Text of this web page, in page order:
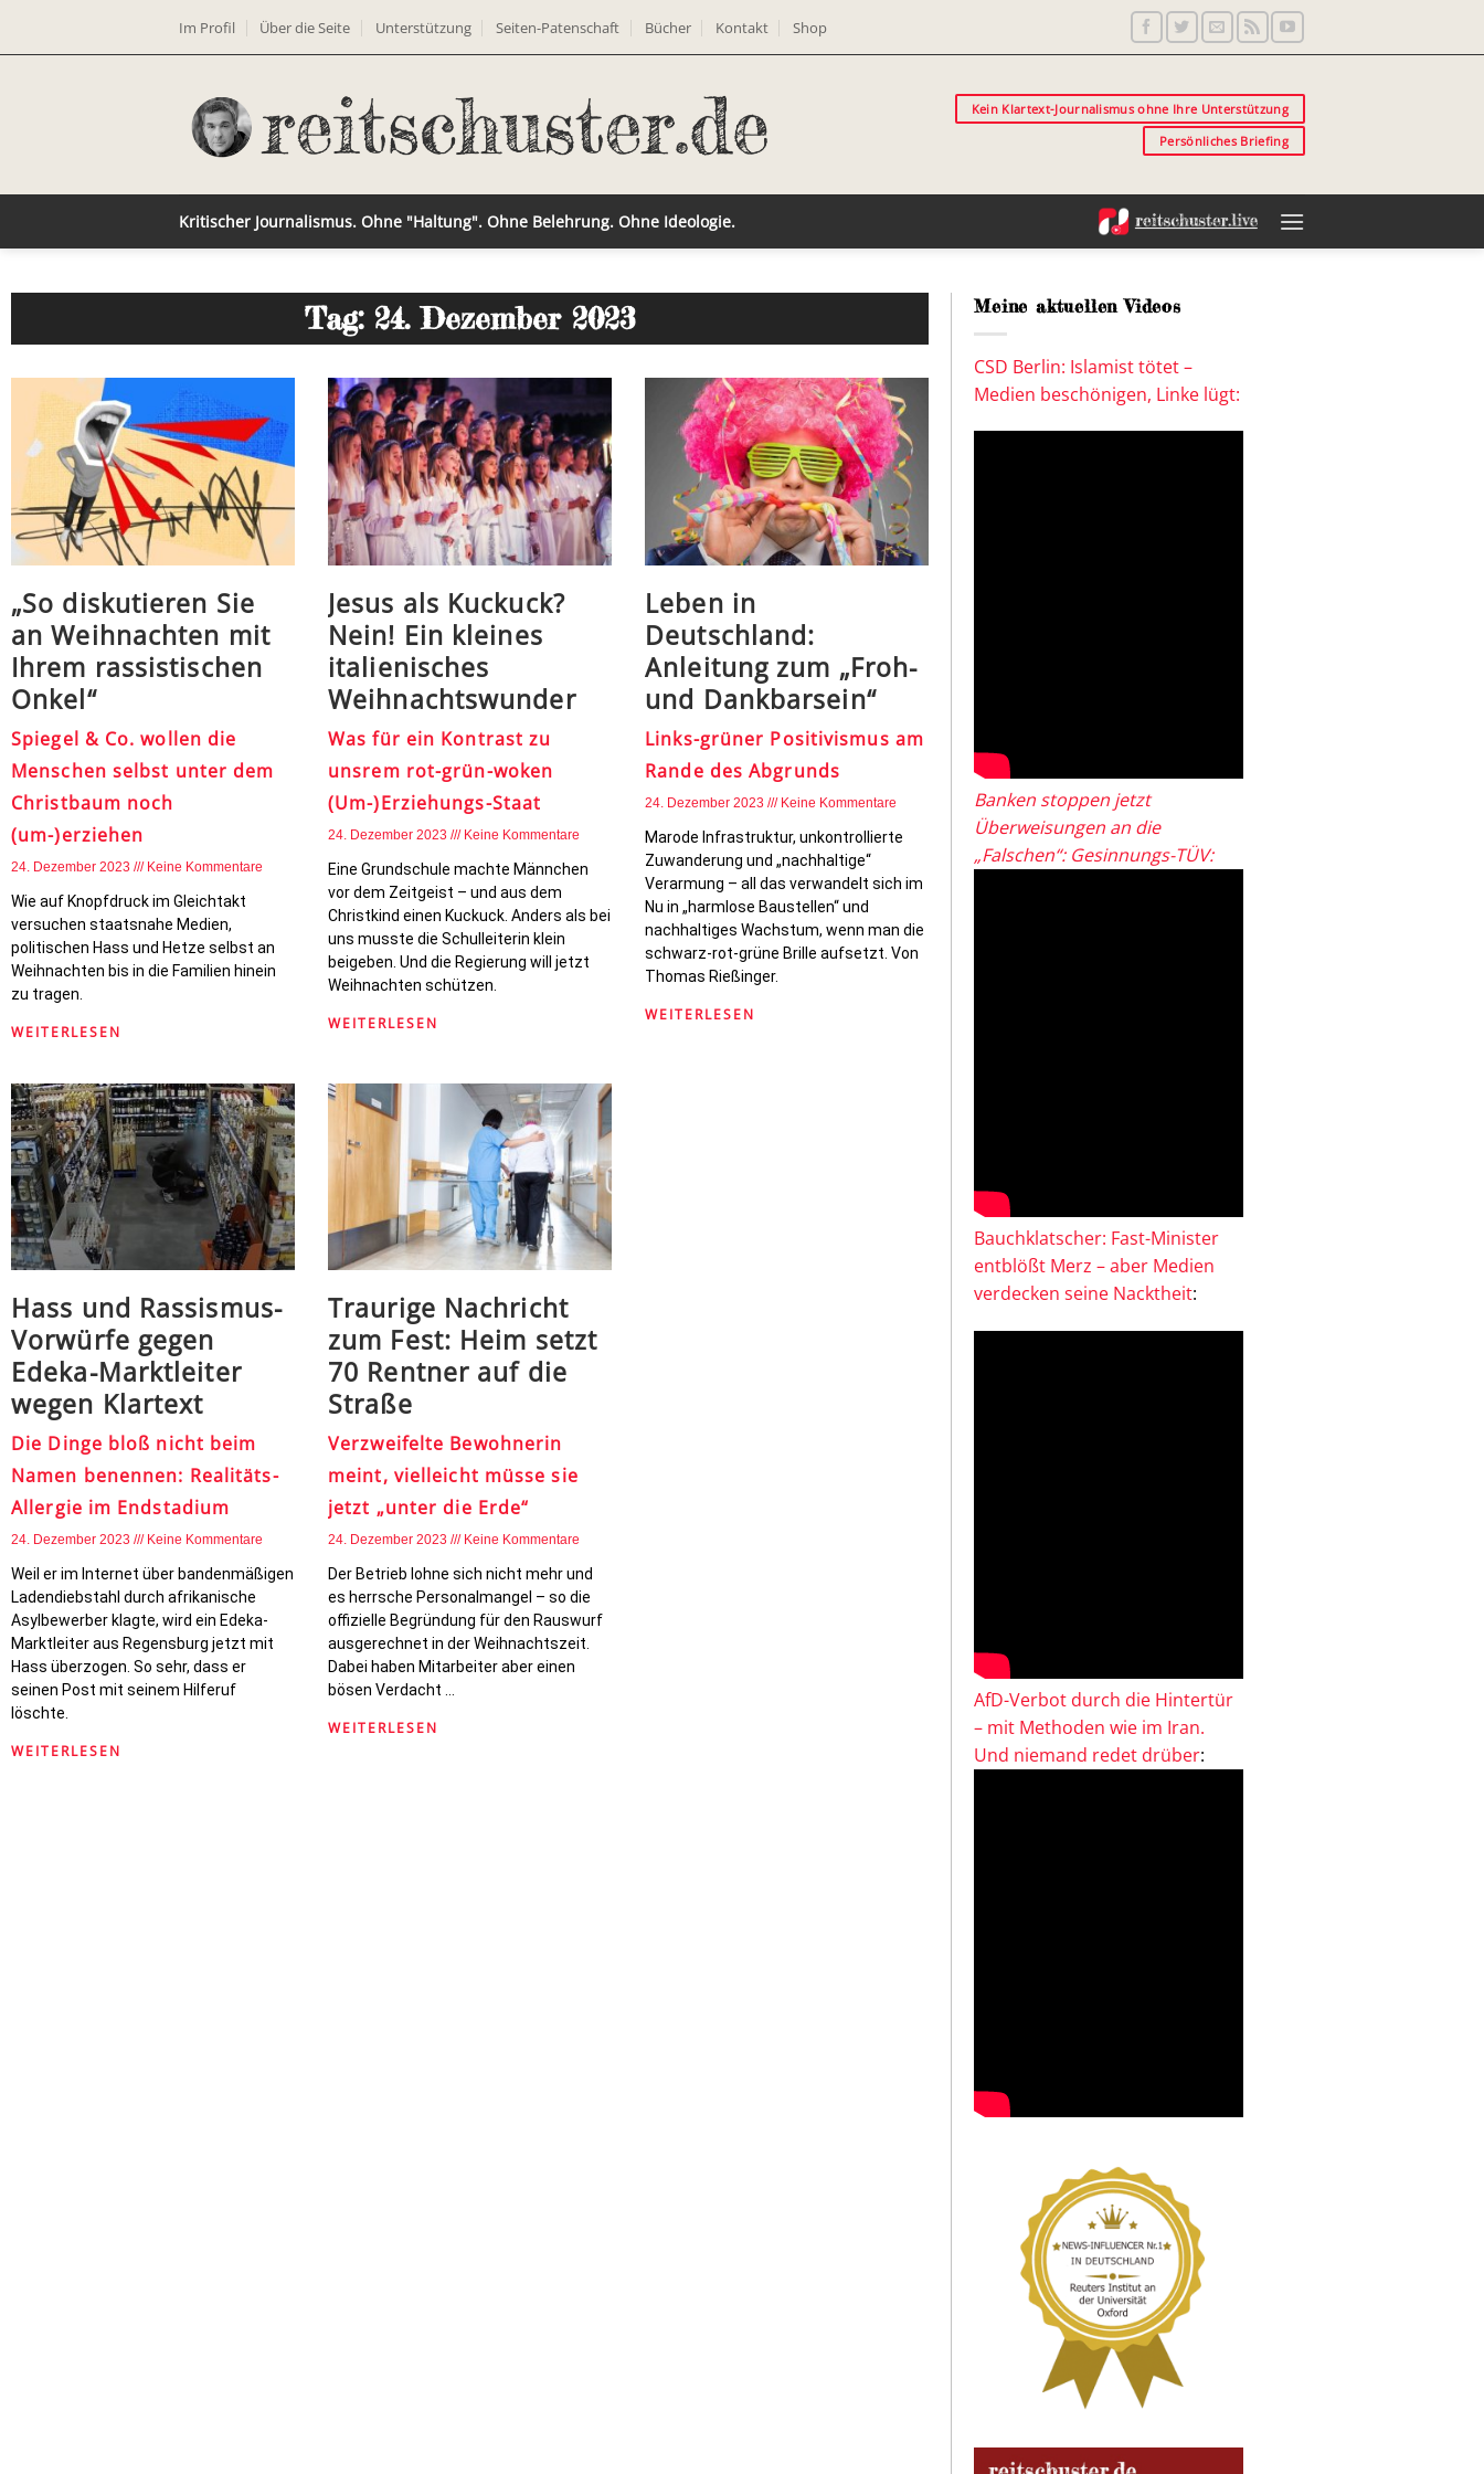
Im Profil Über die Seite Unterstützung Seiten-Patenschaft Bücher Kontakt Shop
Kein Klartext-Journalismus ohne Ihre Unterstützung
Persönliches Briefing
Kritischer Journalismus. Ohne "Haltung". Ohne Belehrung. Ohne Ideologie.
Tag: 24. Dezember 2023
„So diskutieren Sie
an Weihnachten mit
Ihrem rassistischen
Onkel“
Spiegel & Co. wollen die
Menschen selbst unter dem
Christbaum noch
(um-)erziehen
24. Dezember 2023 Keine Kommentare
Wie auf Knopfdruck im Gleichtakt
versuchen staatsnahe Medien,
politischen Hass und Hetze selbst an
Weihnachten bis in die Familien hinein
zu tragen.
WEITERLESEN
Jesus als Kuckuck?
Nein! Ein kleines
italienisches
Weihnachtswunder
Was für ein Kontrast zu
unsrem rot-grün-woken
(Um-)Erziehungs-Staat
24. Dezember 2023 Keine Kommentare
Eine Grundschule machte Männchen
vor dem Zeitgeist – und aus dem
Christkind einen Kuckuck. Anders als bei
uns musste die Schulleiterin klein
beigeben. Und die Regierung will jetzt
Weihnachten schützen.
WEITERLESEN
Leben in
Deutschland:
Anleitung zum „Froh-
und Dankbarsein“
Links-grüner Positivismus am
Rande des Abgrunds
24. Dezember 2023 Keine Kommentare
Marode Infrastruktur, unkontrollierte
Zuwanderung und „nachhaltige“
Verarmung – all das verwandelt sich im
Nu in „harmlose Baustellen“ und
nachhaltiges Wachstum, wenn man die
schwarz-rot-grüne Brille aufsetzt. Von
Thomas Rießinger.
WEITERLESEN
Hass und Rassismus-
Vorwürfe gegen
Edeka-Marktleiter
wegen Klartext
Die Dinge bloß nicht beim
Namen benennen: Realitäts-
Allergie im Endstadium
24. Dezember 2023 Keine Kommentare
Weil er im Internet über bandenmäßigen
Ladendiebstahl durch afrikanische
Asylbewerber klagte, wird ein Edeka-
Marktleiter aus Regensburg jetzt mit
Hass überzogen. So sehr, dass er
seinen Post mit seinem Hilferuf
löschte.
WEITERLESEN
Traurige Nachricht
zum Fest: Heim setzt
70 Rentner auf die
Straße
Verzweifelte Bewohnerin
meint, vielleicht müsse sie
jetzt „unter die Erde“
24. Dezember 2023 Keine Kommentare
Der Betrieb lohne sich nicht mehr und
es herrsche Personalmangel – so die
offizielle Begründung für den Rauswurf
ausgerechnet in der Weihnachtszeit.
Dabei haben Mitarbeiter aber einen
bösen Verdacht …
WEITERLESEN
Meine aktuellen Videos
CSD Berlin: Islamist tötet –
Medien beschönigen, Linke lügt:
Banken stoppen jetzt
Überweisungen an die
„Falschen“: Gesinnungs-TÜV:
Bauchklatscher: Fast-Minister
entblößt Merz – aber Medien
verdecken seine Nacktheit:
AfD-Verbot durch die Hintertür
– mit Methoden wie im Iran.
Und niemand redet drüber: